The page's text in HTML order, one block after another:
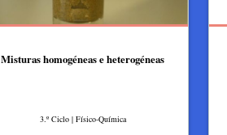
Misturas homogéneas e heterogéneas
3.º Ciclo | Físico-Química